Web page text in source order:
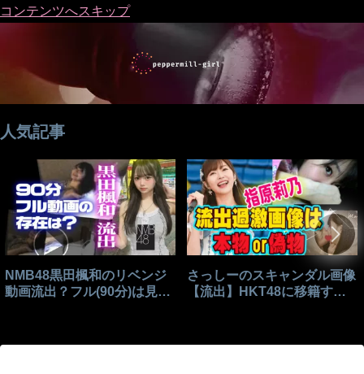
コンテンツへスキップ
人気記事
NMB48黒田楓和のリベンジ
動画流出？フル(90分)は見れ
さっしーのスキャンダル画像
【流出】HKT48に移籍する